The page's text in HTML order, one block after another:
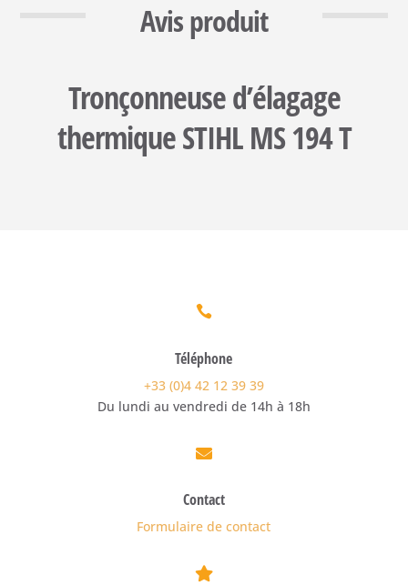
Avis produit
Tronçonneuse d’élagage
thermique STIHL MS 194 T

Téléphone
+33 (0)4 42 12 39 39
Du lundi au vendredi de 14h à 18h

Contact
Formulaire de contact
